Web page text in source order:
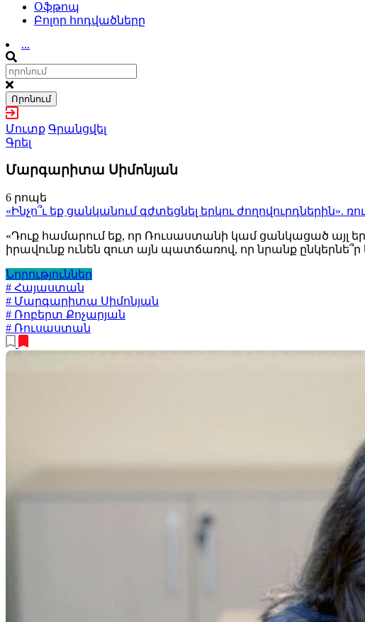
Օֆթոպ
Բոլոր հոդվածները
...
Որոնում
Մուտք Գրանցվել
Գրել
Մարգարիտա Սիմոնյան
6 րոպե
«Ինչո՞ւ եք ցանկանում գժտեցնել երկու
«Դուք համարում եք, որ Ռուսաստանի կամ ցանկացած այլ
իրավունք ունեն զուտ այն պատճառով, որ նրանք
Նորություններ
# Հայաստան
# Մարգարիտա Սիմոնյան
# Ռոբերտ Քոչարյան
# Ռուսաստան